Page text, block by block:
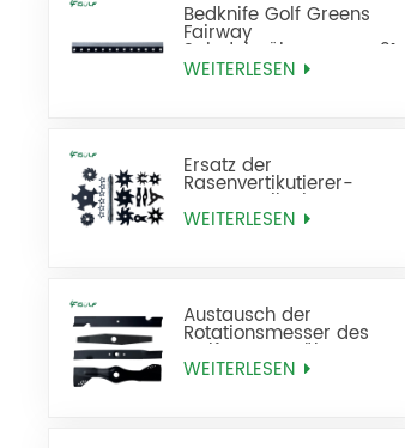
Bedknife Golf Greens
Fairway
Spindelmähermesser 21
Zoll Standard ersetzt 93-
WEITERLESEN
Ersatz der
Rasenvertikutierer-
Rasenvertikutierer-
Rasenfräse
WEITERLESEN
Austausch der
Rotationsmesser des
Golf-Rasenmähers
WEITERLESEN